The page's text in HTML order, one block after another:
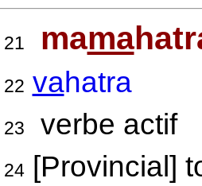
21 mama
22 vahatra
23 verbe actif
24[Provincial]